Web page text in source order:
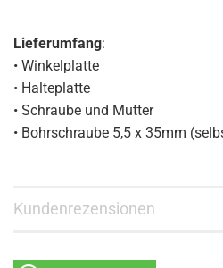
Lieferumfang:
• Winkelplatte
• Halteplatte
• Schraube und Mutter
• Bohrschraube 5,5 x 35mm
Kundenrezensionen